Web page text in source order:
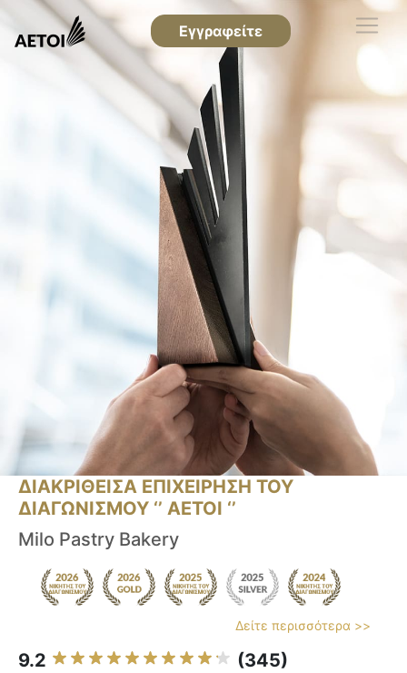
Εγγραφείτε
ΔΙΑΚΡΙΘΕΙΣΑ ΕΠΙΧΕΙΡΗΣΗ ΤΟΥ
ΔΙΑΓΩΝΙΣΜΟΥ ‘’ ΑΕΤΟΙ ‘’
Milo Pastry Bakery
Δείτε περισσότερα >>
9.2 (345)